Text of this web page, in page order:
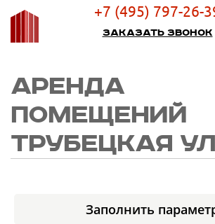
+7 (495) 797-26-
Заказать звонок
АРЕНДА
ПОМЕЩЕНИЙ
ТРУБЕЦКАЯ
Заполнить